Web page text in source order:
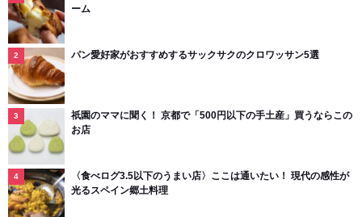
ーム
パン愛好家がおすすめするサックサクのクロワッサン5選
祇園のママに聞く！ 京都で「500円以下の手土産」買うならこの
お店
〈食べログ3.5以下のうまい店〉ここは通いたい！ 現代の感性が
光るスペイン郷土料理